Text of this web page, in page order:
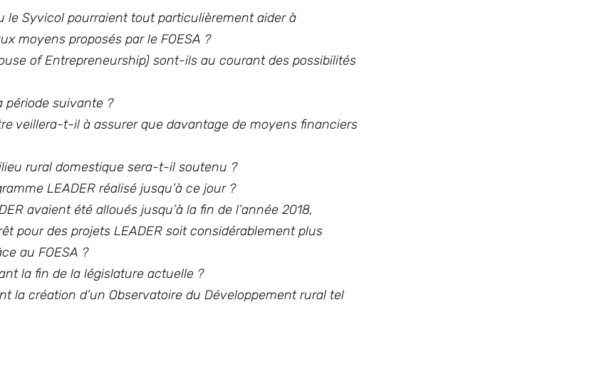
le Syvicol pourraient tout particulièrement aider à
moyens proposés par le FOESA ?
of Entrepreneurship) sont-ils au courant des possibilités
période suivante ?
veillera-t-il à assurer que davantage de moyens financiers
rural domestique sera-t-il soutenu ?
LEADER réalisé jusqu’à ce jour ?
avaient été alloués jusqu’à la fin de l’année 2018,
pour des projets LEADER soit considérablement plus
au FOESA ?
la fin de la législature actuelle ?
la création d’un Observatoire du Développement rural tel